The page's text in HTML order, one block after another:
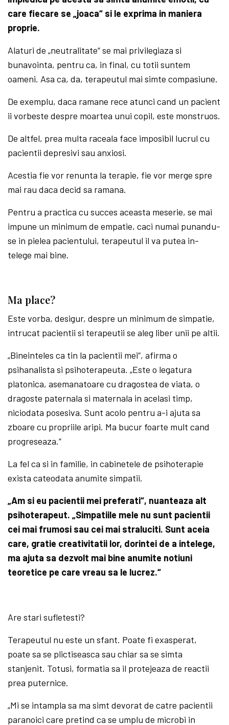
care fiecare se „joaca“ si le exprima in maniera
proprie.
Alaturi de „neutralitate“ se mai privilegiaza si
bunavointa, pentru ca, in final, cu totii suntem
oameni. Asa ca, da, terapeutul mai simte compasiune.
De exemplu, daca ramane rece atunci cand un pacient
ii vorbeste despre moartea unui copil, este monstruos.
De altfel, prea multa raceala face imposibil lucrul cu
pacientii depresivi sau anxiosi.
Acestia fie vor renunta la terapie, fie vor merge spre
mai rau daca decid sa ramana.
Pentru a practica cu succes aceasta meserie, se mai
impune un minimum de empatie, caci numai punandu-
se in pielea pacientului, terapeutul il va putea in-
telege mai bine.
Ma place?
Este vorba, desigur, despre un minimum de simpatie,
intrucat pacientii si terapeutii se aleg liber unii pe altii.
„Bineinteles ca tin la pacientii mei“, afirma o
psihanalista si psihoterapeuta. „Este o legatura
platonica, asemanatoare cu dragostea de viata, o
dragoste paternala si maternala in acelasi timp,
niciodata posesiva. Sunt acolo pentru a-i ajuta sa
zboare cu propriile aripi. Ma bucur foarte mult cand
progreseaza.“
La fel ca si in familie, in cabinetele de psihoterapie
exista cateodata anumite simpatii.
„Am si eu pacientii mei preferati“, nuanteaza alt
psihoterapeut. „Simpatiile mele nu sunt pacientii
cei mai frumosi sau cei mai straluciti. Sunt aceia
care, gratie creativitatii lor, dorintei de a intelege,
ma ajuta sa dezvolt mai bine anumite notiuni
teoretice pe care vreau sa le lucrez.“
Are stari sufletesti?
Terapeutul nu este un sfant. Poate fi exasperat,
poate sa se plictiseasca sau chiar sa se simta
stanjenit. Totusi, formatia sa il protejeaza de reactii
prea puternice.
„Mi se intampla sa ma simt devorat de catre pacientii
paranoici care pretind ca se umplu de microbi in